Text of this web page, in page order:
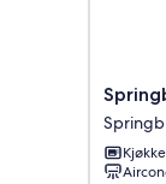
Canyon
Cabin